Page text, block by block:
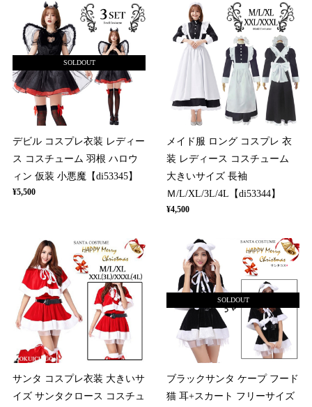
SOLDOUT
デビル コスプレ衣装 レディー
ス コスチューム 羽根 ハロウ
ィン 仮装 小悪魔【di53345】
¥5,500
メイド服 ロング コスプレ 衣
装 レディース コスチューム
大きいサイズ 長袖
Ｍ/L/XL/3L/4L【di53344】
¥4,500
サンタ コスプレ衣装 大きいサ
イズ サンタクロース コスチュ
SOLDOUT
ブラックサンタ ケープ フード
猫 耳+スカート フリーサイズ